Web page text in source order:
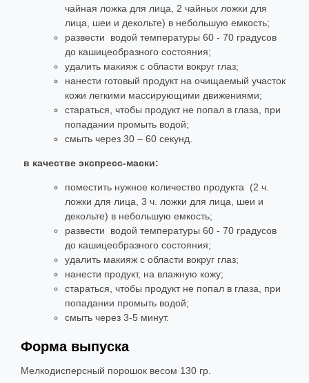
чайная ложка для лица, 2 чайных ложки для
лица, шеи и декольте) в небольшую емкость;
развести водой температуры 60 - 70 градусов
до кашицеобразного состояния;
удалить макияж с области вокруг глаз;
нанести готовый продукт на очищаемый участок
кожи легкими массирующими движениями;
стараться, чтобы продукт не попал в глаза, при
попадании промыть водой;
смыть через 30 – 60 секунд.
в качестве экспресс-маски:
поместить нужное количество продукта (2 ч.
ложки для лица, 3 ч. ложки для лица, шеи и
декольте) в небольшую емкость;
развести водой температуры 60 - 70 градусов
до кашицеобразного состояния;
удалить макияж с области вокруг глаз;
нанести продукт, на влажную кожу;
стараться, чтобы продукт не попал в глаза, при
попадании промыть водой;
смыть через 3-5 минут.
Форма выпуска
Мелкодисперсный порошок весом 130 гр.